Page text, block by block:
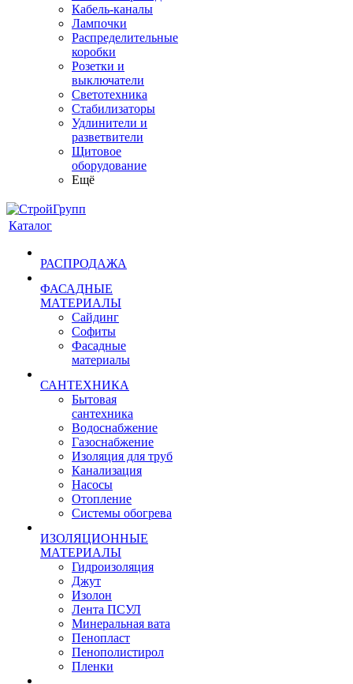
Кабель-каналы
Лампочки
Распределительные
коробки
Розетки и
выключатели
Светотехника
Стабилизаторы
Удлинители и
разветвители
Щитовое
оборудование
Ещё
Каталог
РАСПРОДАЖА
ФАСАДНЫЕ
МАТЕРИАЛЫ
Сайдинг
Софиты
Фасадные
материалы
САНТЕХНИКА
Бытовая
сантехника
Водоснабжение
Газоснабжение
Изоляция для труб
Канализация
Насосы
Отопление
Системы обогрева
ИЗОЛЯЦИОННЫЕ
МАТЕРИАЛЫ
Гидроизоляция
Джут
Изолон
Лента ПСУЛ
Минеральная вата
Пенопласт
Пенополистирол
Пленки